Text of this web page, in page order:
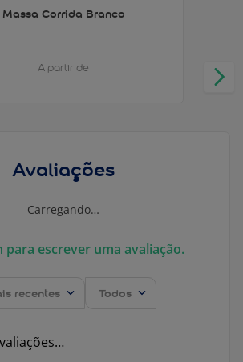
Massa Corrida Branco
A partir de
Avaliações
Carregando…
para escrever uma avaliação.
recentes Todos